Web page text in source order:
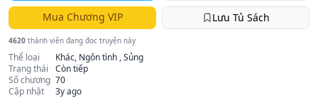
Mua Chương VIP Lưu Tủ Sách
4620 thành viên đang đọc truyện này
Thể loại
Khác, Ngôn tình , Sủng
Trạng thái
Còn tiếp
Số chương 70
Cập nhật
3y ago